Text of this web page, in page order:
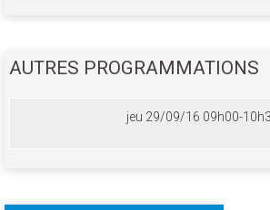
AUTRES PROGRAMMATIONS
jeu 29/09/16 09h00-